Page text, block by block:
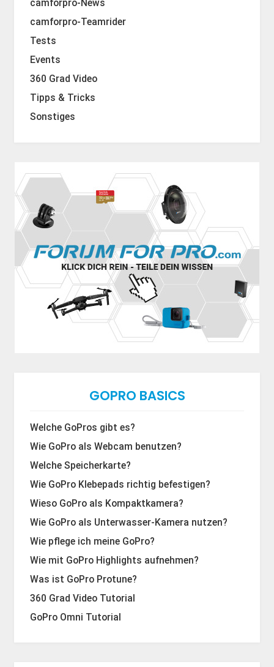
camforpro-News
camforpro-Teamrider
Tests
Events
360 Grad Video
Tipps & Tricks
Sonstiges
GOPRO BASICS
Welche GoPros gibt es?
Wie GoPro als Webcam benutzen?
Welche Speicherkarte?
Wie GoPro Klebepads richtig befestigen?
Wieso GoPro als Kompaktkamera?
Wie GoPro als Unterwasser-Kamera nutzen?
Wie pflege ich meine GoPro?
Wie mit GoPro Highlights aufnehmen?
Was ist GoPro Protune?
360 Grad Video Tutorial
GoPro Omni Tutorial